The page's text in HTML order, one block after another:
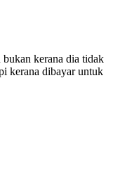
bukan kerana dia tidak
kerana dibayar untuk